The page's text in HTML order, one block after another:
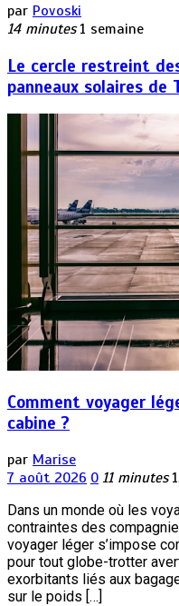
par Povoski
14 minutes 1 semaine
Le cercle restreint
panneaux solaires de
Comment voyager
cabine ?
par Marise
7 août 2026 0 11 minutes
Dans un monde où les
contraintes des
voyager léger s’impose
pour tout globe-trotter
exorbitants liés aux
sur le poids […]